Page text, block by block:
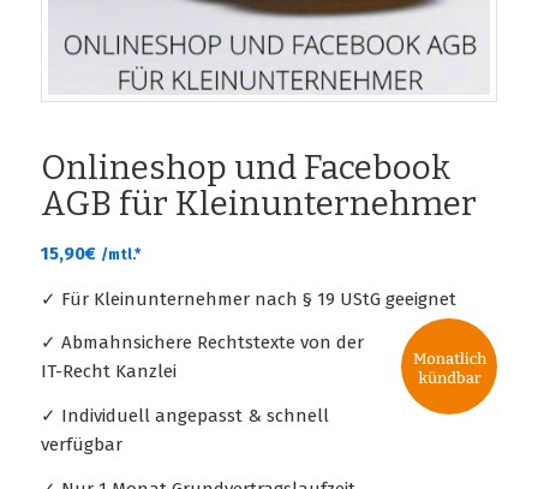
Onlineshop und Facebook
AGB für Kleinunternehmer
15,90€ /mtl.*
✓ Für Kleinunternehmer nach § 19 UStG geeignet
✓ Abmahnsichere Rechtstexte von der
IT-Recht Kanzlei
✓ Individuell angepasst & schnell
verfügbar